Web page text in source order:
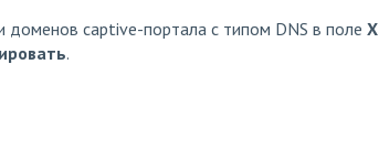
доменов captive-портала с типом DNS в поле
.